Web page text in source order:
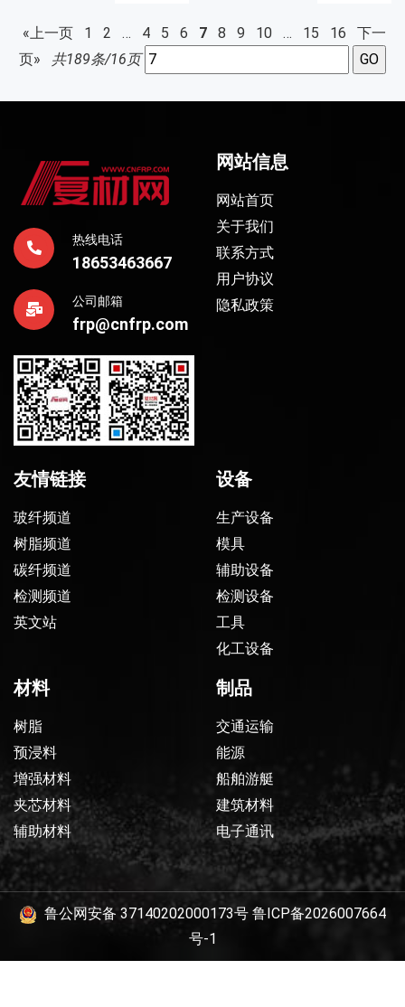
«上一页 1 2 … 4 5 6 7 8 9 10 … 15 16
下一
页»
共189条/16页
热线电话
18653463667
公司邮箱
frp@cnfrp.com
网站信息
网站首页
关于我们
联系方式
用户协议
隐私政策
友情链接
玻纤频道
树脂频道
碳纤频道
检测频道
英文站
设备
生产设备
模具
辅助设备
检测设备
工具
化工设备
材料
树脂
预浸料
增强材料
夹芯材料
辅助材料
制品
交通运输
能源
船舶游艇
建筑材料
电子通讯
鲁公网安备 37140202000173号 鲁ICP备2026007664
号-1